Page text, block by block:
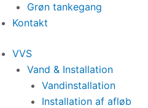
Grøn tankegang
Kontakt
VVS
Vand & Installation
Vandinstallation
Installation af afløb